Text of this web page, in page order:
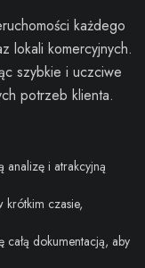
każdego
lokali komercyjnych.
szybkie i uczciwe
potrzeb klienta.
analizę i atrakcyjną
krótkim czasie,
całą dokumentacją, aby